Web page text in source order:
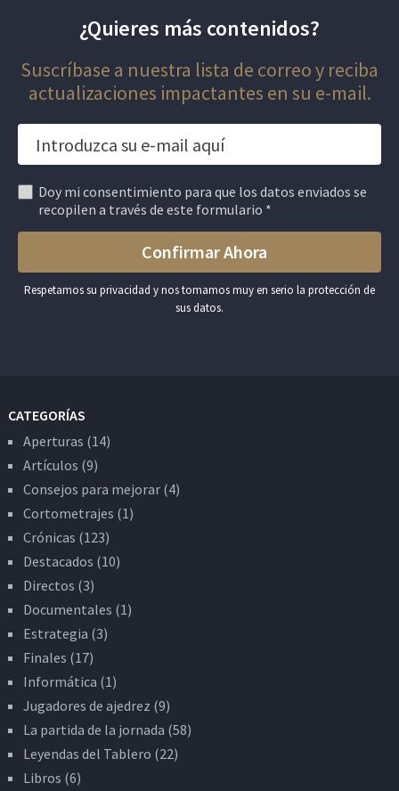
¿Quieres más contenidos?
Suscríbase a nuestra lista de correo y reciba
actualizaciones impactantes en su e-mail.
Doy mi consentimiento para que los datos enviados se
recopilen a través de este formulario *
Respetamos su privacidad y nos tomamos muy en serio la protección de
sus datos.
CATEGORÍAS
Aperturas (14)
Artículos (9)
Consejos para mejorar(4)
Cortometrajes (1)
Crónicas (123)
Destacados (10)
Directos (3)
Documentales (1)
Estrategia (3)
Finales (17)
Informática (1)
Jugadores de ajedrez (9)
La partida de la jornada (58)
Leyendas del Tablero (22)
Libros (6)